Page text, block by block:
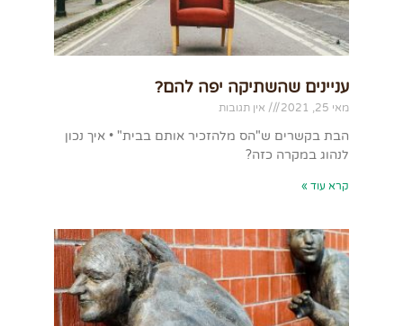
עניינים שהשתיקה יפה להם?
מאי 25, 2021 אין תגובות
הבת בקשרים ש"הס מלהזכיר אותם בבית" • איך נכון
לנהוג במקרה כזה?
קרא עוד »